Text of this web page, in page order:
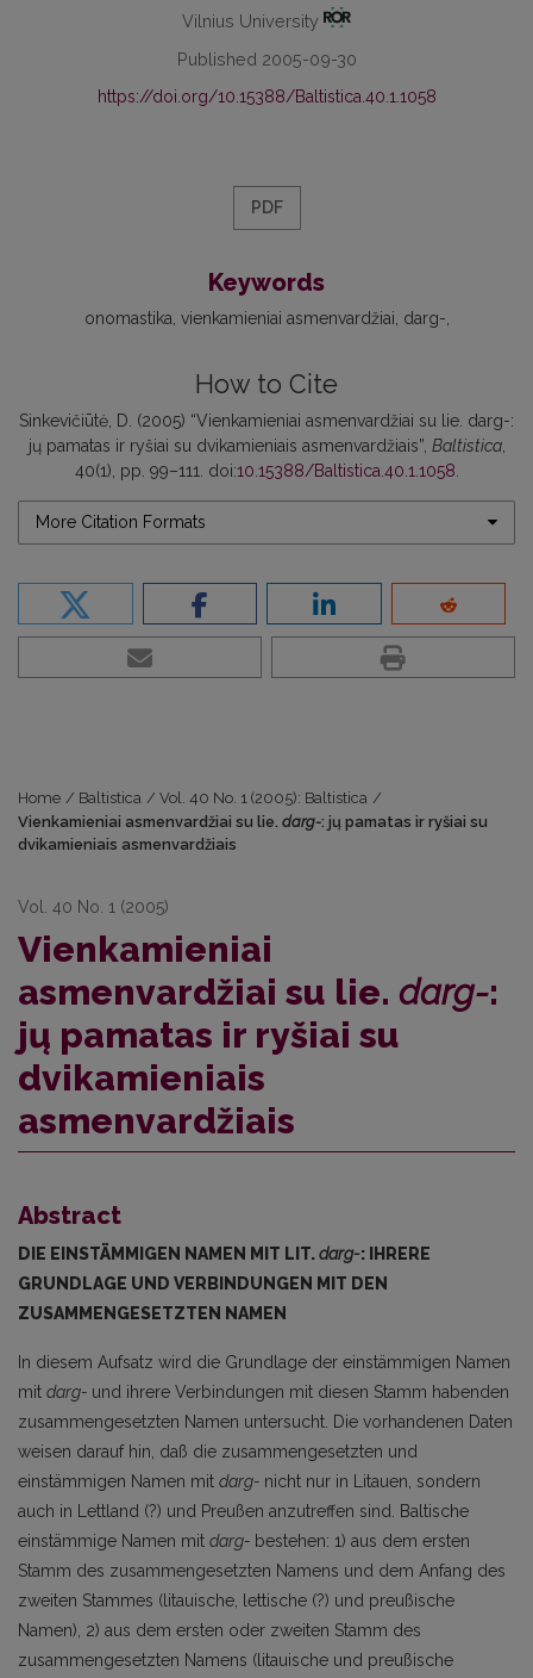
Vilnius University
Published 2005-09-30
https://doi.org/10.15388/Baltistica.40.1.1058
PDF
Keywords
onomastika vienkamieniai asmenvardžiai darg-
How to Cite
Sinkevičiūtė, D. (2005) “Vienkamieniai asmenvardžiai su lie. darg-:
jų pamatas ir ryšiai su dvikamieniais asmenvardžiais”, Baltistica,
40(1), pp. 99–111. doi:10.15388/Baltistica.40.1.1058
More Citation Formats
Home / Baltistica / Vol. 40 No. 1 (2005): Baltistica /
Vienkamieniai asmenvardžiai su lie. darg-: jų pamatas ir ryšiai su
dvikamieniais asmenvardžiais
Vol. 40 No. 1 (2005)
Vienkamieniai
asmenvardžiai su lie. darg-:
jų pamatas ir ryšiai su
dvikamieniais
asmenvardžiais
Abstract
DIE EINSTÄMMIGEN NAMEN MIT LIT.darg-: IHRERE
GRUNDLAGE UND VERBINDUNGEN MIT DEN
ZUSAMMENGESETZTEN NAMEN
In diesem Aufsatz wird die Grundlage der einstämmigen Namen
mit darg- und ihrere Verbindungen mit diesen Stamm habenden
zusammengesetzten Namen untersucht. Die vorhandenen Daten
weisen darauf hin, daß die zusammengesetzten und
einstämmigen Namen mit darg- nicht nur in Litauen, sondern
auch in Lettland (?) und Preußen anzutreffen sind. Baltische
einstämmige Namen mit darg- bestehen: 1) aus dem ersten
Stamm des zusammengesetzten Namens und dem Anfang des
zweiten Stammes (litauische, lettische (?) und preußische
Namen), 2) aus dem ersten oder zweiten Stamm des
zusammengesetzten Namens (litau­ische und preußische